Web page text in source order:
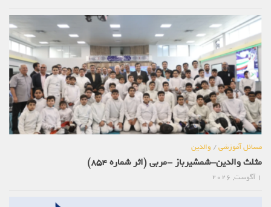
مسائل آموزشی/والدین
مثلث والدین-شمشیرباز -مربی (اثر شماره 854)